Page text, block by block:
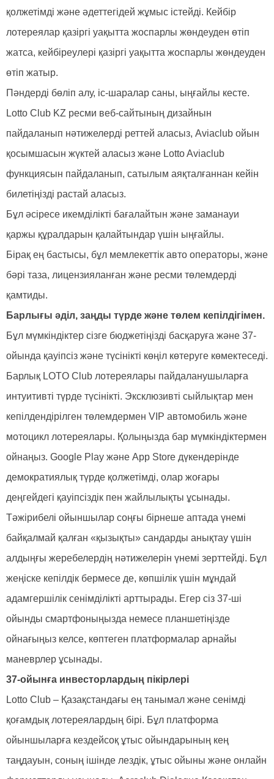
қолжетімді және әдеттегідей жұмыс істейді. Кейбір
лотереялар қазіргі уақытта жоспарлы жөндеуден өтіп
жатса, кейбіреулері қазіргі уақытта жоспарлы жөндеуден
өтіп жатыр.
Пәндерді бөліп алу, іс-шаралар саны, ыңғайлы кесте.
Lotto Club KZ ресми веб-сайтының дизайнын
пайдаланып нәтижелерді реттей аласыз, Aviaclub ойын
қосымшасын жүктей аласыз және Lotto Aviaclub
функциясын пайдаланып, сатылым аяқталғаннан кейін
билетіңізді растай аласыз.
Бұл әсіресе икемділікті бағалайтын және заманауи
қаржы құралдарын қалайтындар үшін ыңғайлы.
Бірақ ең бастысы, бұл мемлекеттік авто операторы, және
бәрі таза, лицензияланған және ресми төлемдерді
қамтиды.
Барлығы әділ, заңды түрде және төлем кепілдігімен.
Бұл мүмкіндіктер сізге бюджетіңізді басқаруға және 37-
ойында қауіпсіз және түсінікті көңіл көтеруге көмектеседі.
Барлық LOTO Club лотереялары пайдаланушыларға
интуитивті түрде түсінікті. Эксклюзивті сыйлықтар мен
кепілдендірілген төлемдермен VIP автомобиль және
мотоцикл лотереялары. Қолыңызда бар мүмкіндіктермен
ойнаңыз. Google Play және App Store дүкендерінде
демократиялық түрде қолжетімді, олар жоғары
деңгейдегі қауіпсіздік пен жайлылықты ұсынады.
Тәжірибелі ойыншылар соңғы бірнеше аптада үнемі
байқалмай қалған «қызықты» сандарды анықтау үшін
алдыңғы жеребелердің нәтижелерін үнемі зерттейді. Бұл
жеңіске кепілдік бермесе де, көпшілік үшін мұндай
адамгершілік сенімділікті арттырады. Егер сіз 37-ші
ойынды смартфоныңызда немесе планшетіңізде
ойнағыңыз келсе, көптеген платформалар арнайы
маневрлер ұсынады.
37-ойынға инвесторлардың пікірлері
Lotto Club – Қазақстандағы ең танымал және сенімді
қоғамдық лотереялардың бірі. Бұл платформа
ойыншыларға кездейсоқ ұтыс ойындарының кең
таңдауын, соның ішінде лездік, ұтыс ойыны және онлайн